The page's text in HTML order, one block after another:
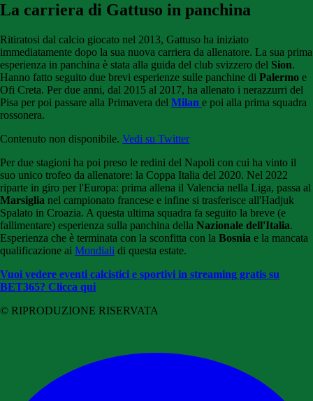
La carriera di Gattuso in panchina
Ritiratosi dal calcio giocato nel 2013, Gattuso ha iniziato
immediatamente dopo la sua nuova carriera da allenatore. La sua prima
esperienza in panchina è stata alla guida del club svizzero del Sion.
Hanno fatto seguito due brevi esperienze sulle panchine di Palermo e
Ofi Creta. Per due anni, dal 2015 al 2017, ha allenato i nerazzurri del
Pisa per poi passare alla Primavera del Milan e poi alla prima squadra
rossonera.
Contenuto non disponibile. Vedi su Twitter
Per due stagioni ha poi preso le redini del Napoli con cui ha vinto il
suo unico trofeo da allenatore: la Coppa Italia del 2020. Nel 2022
riparte in giro per l'Europa: prima allena il Valencia nella Liga, passa al
Marsiglia nel campionato francese e infine si trasferisce all'Hadjuk
Spalato in Croazia. A questa ultima squadra fa seguito la breve (e
fallimentare) esperienza sulla panchina della Nazionale dell'Italia.
Esperienza che è terminata con la sconfitta con la Bosnia e la mancata
qualificazione ai Mondiali di questa estate.
Vuoi vedere eventi calcistici e sportivi in streaming gratis su
BET365? Clicca qui
© RIPRODUZIONE RISERVATA